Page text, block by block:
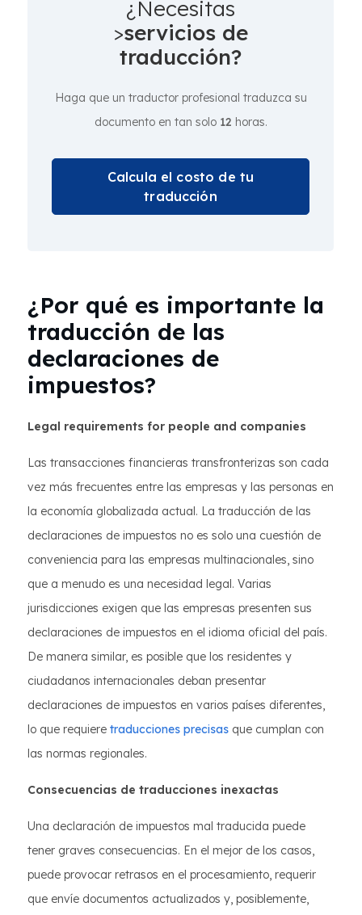
¿Necesitas
>servicios de
traducción?
Haga que un traductor profesional traduzca su
documento en tan solo 12 horas.
Calcula el costo de tu
traducción
¿Por qué es importante la
traducción de las
declaraciones de
impuestos?
Legal requirements for people and companies
Las transacciones financieras transfronterizas son cada
vez más frecuentes entre las empresas y las personas en
la economía globalizada actual. La traducción de las
declaraciones de impuestos no es solo una cuestión de
conveniencia para las empresas multinacionales, sino
que a menudo es una necesidad legal. Varias
jurisdicciones exigen que las empresas presenten sus
declaraciones de impuestos en el idioma oficial del país.
De manera similar, es posible que los residentes y
ciudadanos internacionales deban presentar
declaraciones de impuestos en varios países diferentes,
lo que requiere traducciones precisas que cumplan con
las normas regionales.
Consecuencias de traducciones inexactas
Una declaración de impuestos mal traducida puede
tener graves consecuencias. En el mejor de los casos,
puede provocar retrasos en el procesamiento, requerir
que envíe documentos actualizados y, posiblemente,